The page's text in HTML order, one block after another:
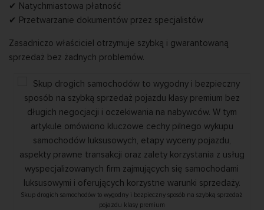
✔ Natychmiastowa płatność
✔ Przetwarzanie dokumentów przez specjalistów
Zasadniczo właściciel otrzymuje szybką i gwarantowaną
sprzedaż bez żadnych problemów.
Skup drogich samochodów to wygodny i bezpieczny sposób na szybką sprzedaż
pojazdu klasy premium